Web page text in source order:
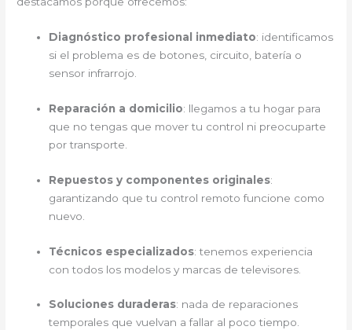
Diagnóstico profesional inmediato: identificamos
si el problema es de botones, circuito, batería o
sensor infrarrojo.
Reparación a domicilio: llegamos a tu hogar para
que no tengas que mover tu control ni preocuparte
por transporte.
Repuestos y componentes originales:
garantizando que tu control remoto funcione como
nuevo.
Técnicos especializados: tenemos experiencia
con todos los modelos y marcas de televisores.
Soluciones duraderas: nada de reparaciones
temporales que vuelvan a fallar al poco tiempo.